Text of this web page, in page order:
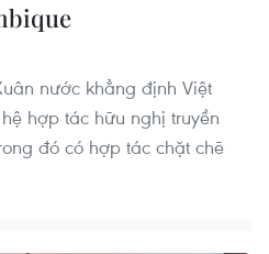
nước khẳng định Việt
hợp tác hữu nghị truyền
đó có hợp tác chặt chẽ